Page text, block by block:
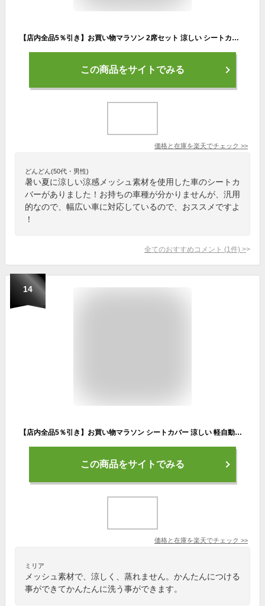
【店内全品5％引き】お買い物マラソン 2席セット 涼しい シートカバー 涼感 カーキ ハニカムメッシュ ベーシックデザイン シングル 運転席・助手席用 暑さ対策 汎用 軽自動車 普通車 トラック 洗える 布 かわいい カー シート カバー 車 内装パーツのCARESTAR ケアスター
この商品をサイトでみる
価格と在庫を楽天でチェック >>
どんどん(50代・男性)
暑い夏に涼しい涼感メッシュ素材を使用した車のシートカ
バーがありました！お持ちの車種が分かりませんが、汎用
的なので、幅広い車に対応しているので、おススメですよ
！
全てのおすすめコメント (1 件) >
14
【店内全品5％引き】お買い物マラソン シートカバー 涼しい 軽自動車 普通車 フリーサイズ シングル 1席 車 蒸れない 通気性 防汚 かんたん装着 洗える メッシュ トラック ミニバン 汗 背中 暑さ 対策 カー シート おしゃれ かわいい 内装パーツのCARESTAR ケアスター
この商品をサイトでみる
価格と在庫を楽天でチェック >>
ミリア
メッシュ素材で、涼しく、蒸れません。かんたんにつける
事ができてかんたんに洗う事ができます。